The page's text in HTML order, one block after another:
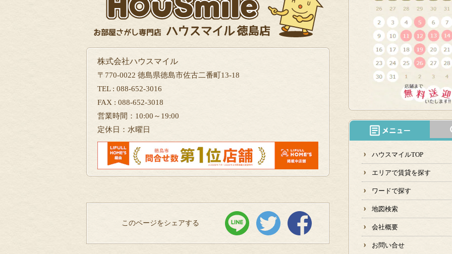
株式会社ハウスマイル
〒770-0022 徳島県徳島市佐古二番町13-18
TEL : 088-652-3016
FAX : 088-652-3018
営業時間：10:00～19:00
定休日：水曜日
このページをシェアする
ハウスマイルTOP
エリアで賃貸を探す
ワードで探す
地図検索
会社概要
お問い合せ